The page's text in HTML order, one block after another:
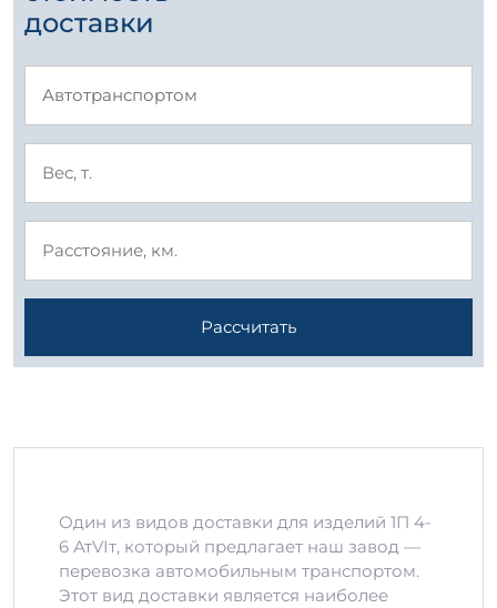
доставки
Рассчитать
Один из видов доставки для изделий 1П 4-
6 АтVIт, который предлагает наш завод —
перевозка автомобильным транспортом.
Этот вид доставки является наиболее